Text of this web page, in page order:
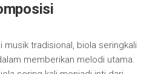
musik tradisional, biola seringkali
memberikan melodi utama.